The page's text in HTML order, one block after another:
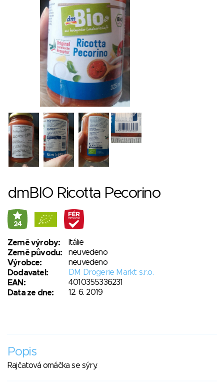
dmBIO Ricotta Pecorino
24
Země výroby:
Itálie
Země původu:
neuvedeno
Výrobce:
neuvedeno
Dodavatel:
DM Drogerie Markt s.r.o.
EAN:
4010355336231
Data ze dne:
12. 6. 2019
Popis
Rajčatová omáčka se sýry.